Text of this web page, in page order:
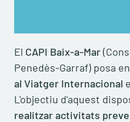
El CAPI Baix-a-Mar
Penedès-Garraf) posa
al Viatger Internacional
L'objectiu d'aquest
realitzar activitats